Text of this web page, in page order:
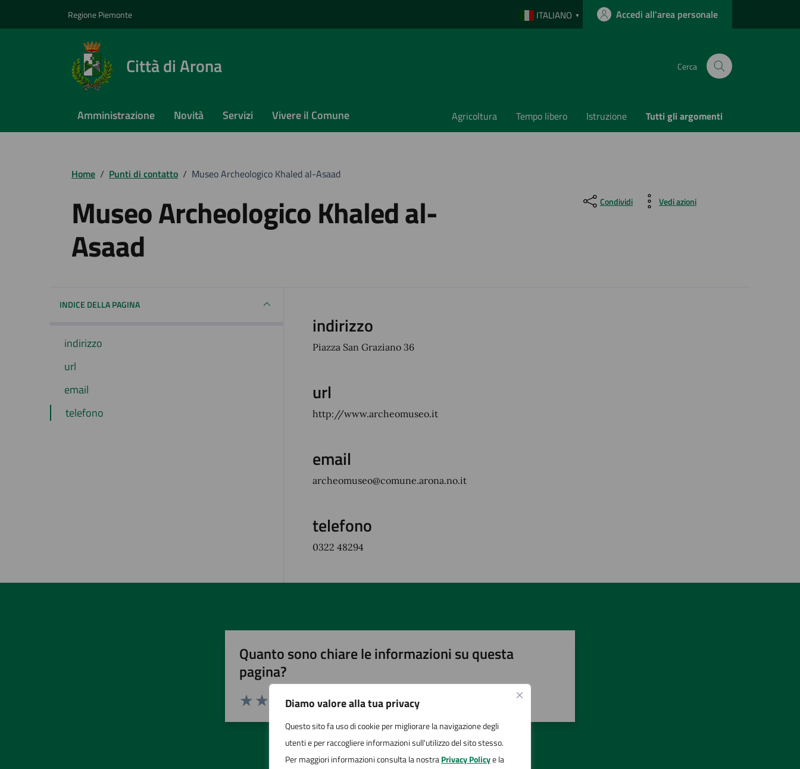
Diamo valore alla tua privacy
Questo sito fa uso di cookie per migliorare la navigazione degli
utenti e per raccogliere informazioni sull'utilizzo del sito stesso.
Per maggiori informazioni consulta la nostraPrivacy Policye la
Regione Piemonte ITALIANO ▼ Accedi all'area personale
Città di Arona Cerca
Amministrazione Novità Servizi Vivere il Comune Agricoltura Tempo libero Istruzione Tutti gli argomenti
Home / Punti di contatto / Museo Archeologico Khaled al-Asaad
Museo Archeologico Khaled al-
Asaad
Condividi Vedi azioni
INDICE DELLA PAGINA
indirizzo
url
email
telefono
indirizzo
Piazza San Graziano 36
url
http://www.archeomuseo.it
email
archeomuseo@comune.arona.no.it
telefono
0322 48294
Quanto sono chiare le informazioni su questa
pagina?